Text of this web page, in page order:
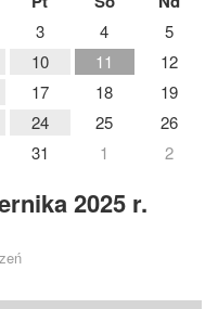
3 4
5
10 11
12
17 18
19
24 25
26
31 1 2
2025 r.